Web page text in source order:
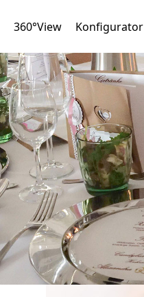
360°View Konfigurator